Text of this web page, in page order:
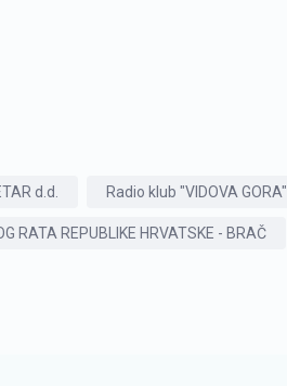
d.d. Radio klub "VIDOVA GORA"
RATA REPUBLIKE HRVATSKE - BRAČ